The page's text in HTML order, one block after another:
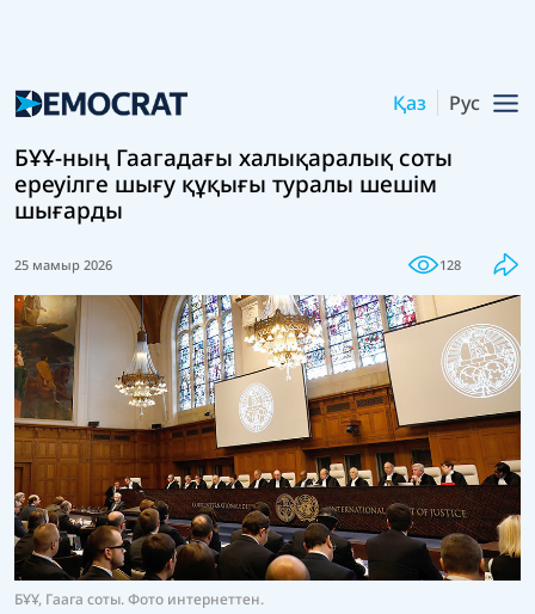
Қаз Рус
БҰҰ-ның Гаагадағы халықаралық соты
ереуілге шығу құқығы туралы шешім
шығарды
25 мамыр 2026 128
БҰҰ, Гаага соты. Фото интернеттен.